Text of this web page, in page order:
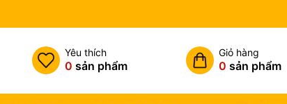
Yêu thích
0 sản phẩm
Giỏ hàng
0 sản phẩm